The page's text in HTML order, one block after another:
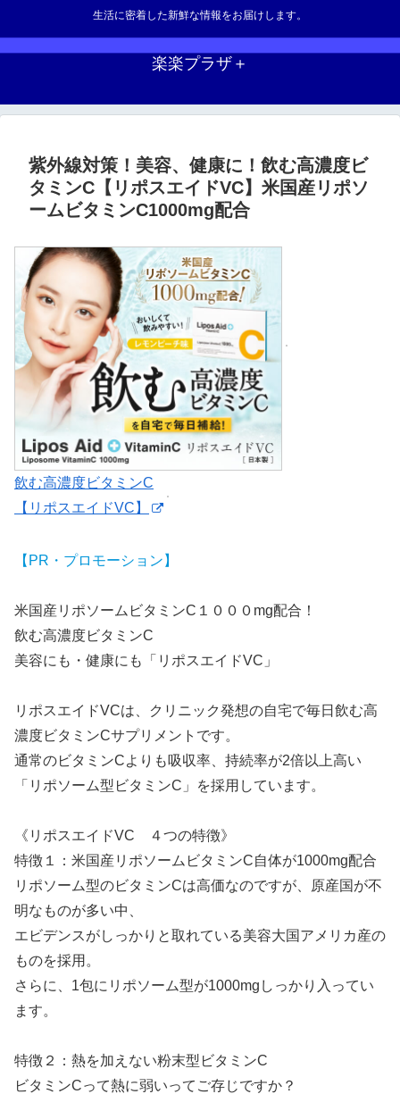
生活に密着した新鮮な情報をお届けします。
楽楽プラザ＋
紫外線対策！美容、健康に！飲む高濃度ビ
タミンC【リポスエイドVC】米国産リポソ
ームビタミンC1000mg配合
飲む高濃度ビタミンC
【リポスエイドVC】
【PR・プロモーション】
米国産リポソームビタミンC１０００mg配合！
飲む高濃度ビタミンC
美容にも・健康にも「リポスエイドVC」
リポスエイドVCは、クリニック発想の自宅で毎日飲む高
濃度ビタミンCサプリメントです。
通常のビタミンCよりも吸収率、持続率が2倍以上高い
「リポソーム型ビタミンC」を採用しています。
《リポスエイドVC ４つの特徴》
特徴１：米国産リポソームビタミンC自体が1000mg配合
リポソーム型のビタミンCは高価なのですが、原産国が不
明なものが多い中、
エビデンスがしっかりと取れている美容大国アメリカ産の
ものを採用。
さらに、1包にリポソーム型が1000mgしっかり入ってい
ます。
特徴２：熱を加えない粉末型ビタミンC
ビタミンCって熱に弱いってご存じですか？